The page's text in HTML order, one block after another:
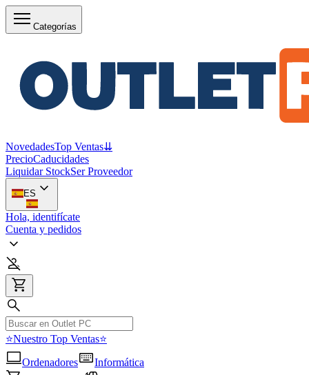
Categorías
NovedadesTop Ventas⇊
PrecioCaducidades
Liquidar StockSer Proveedor
ES
Hola, identifícate
Cuenta y pedidos
⭐Nuestro Top Ventas⭐
Ordenadores
Informática